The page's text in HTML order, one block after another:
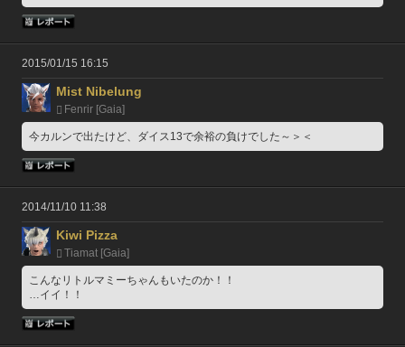
2015/01/15 16:15
Mist Nibelung
Fenrir [Gaia]
今カルンで出たけど、ダイス13で余裕の負けでした～＞＜
2014/11/10 11:38
Kiwi Pizza
Tiamat [Gaia]
こんなリトルマミーちゃんもいたのか！！
…イイ！！